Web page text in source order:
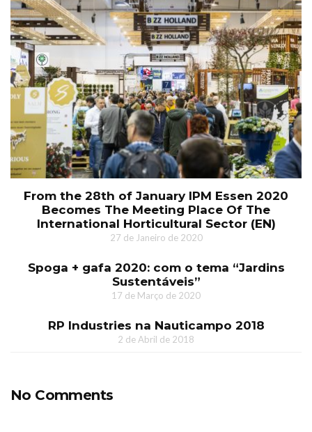
From the 28th of January IPM Essen 2020
Becomes The Meeting Place Of The
International Horticultural Sector (EN)
27 de Janeiro de 2020
Spoga + gafa 2020: com o tema “Jardins
Sustentáveis”
17 de Março de 2020
RP Industries na Nauticampo 2018
2 de Abril de 2018
No Comments